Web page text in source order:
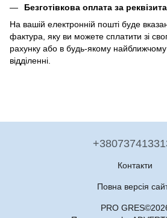
Безготівкова оплата за
На вашій електронній пошті буде
фактура, яку ви можете сплатити зі
рахунку або в будь-якому найближчому
відділенні.
Контакти
Повна версія
PRO